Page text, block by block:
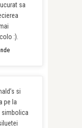
sa
:).
si
pe la
simbolica